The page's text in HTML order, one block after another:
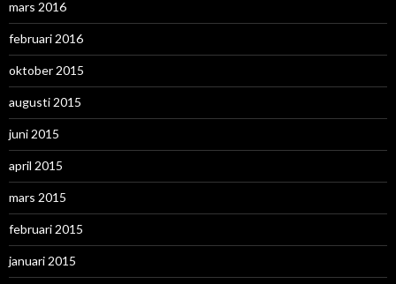
mars 2016
februari 2016
oktober 2015
augusti 2015
juni 2015
april 2015
mars 2015
februari 2015
januari 2015